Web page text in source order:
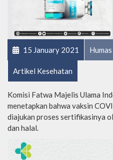
15 January 2021
Artikel Kesehatan
Komisi Fatwa Majelis Ulama
menetapkan bahwa vaksin
diajukan proses sertifikasinya
dan halal.